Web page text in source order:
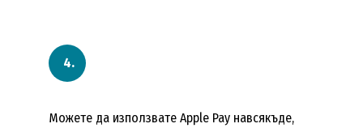
Можете да използвате Apple Pay навсякъде,